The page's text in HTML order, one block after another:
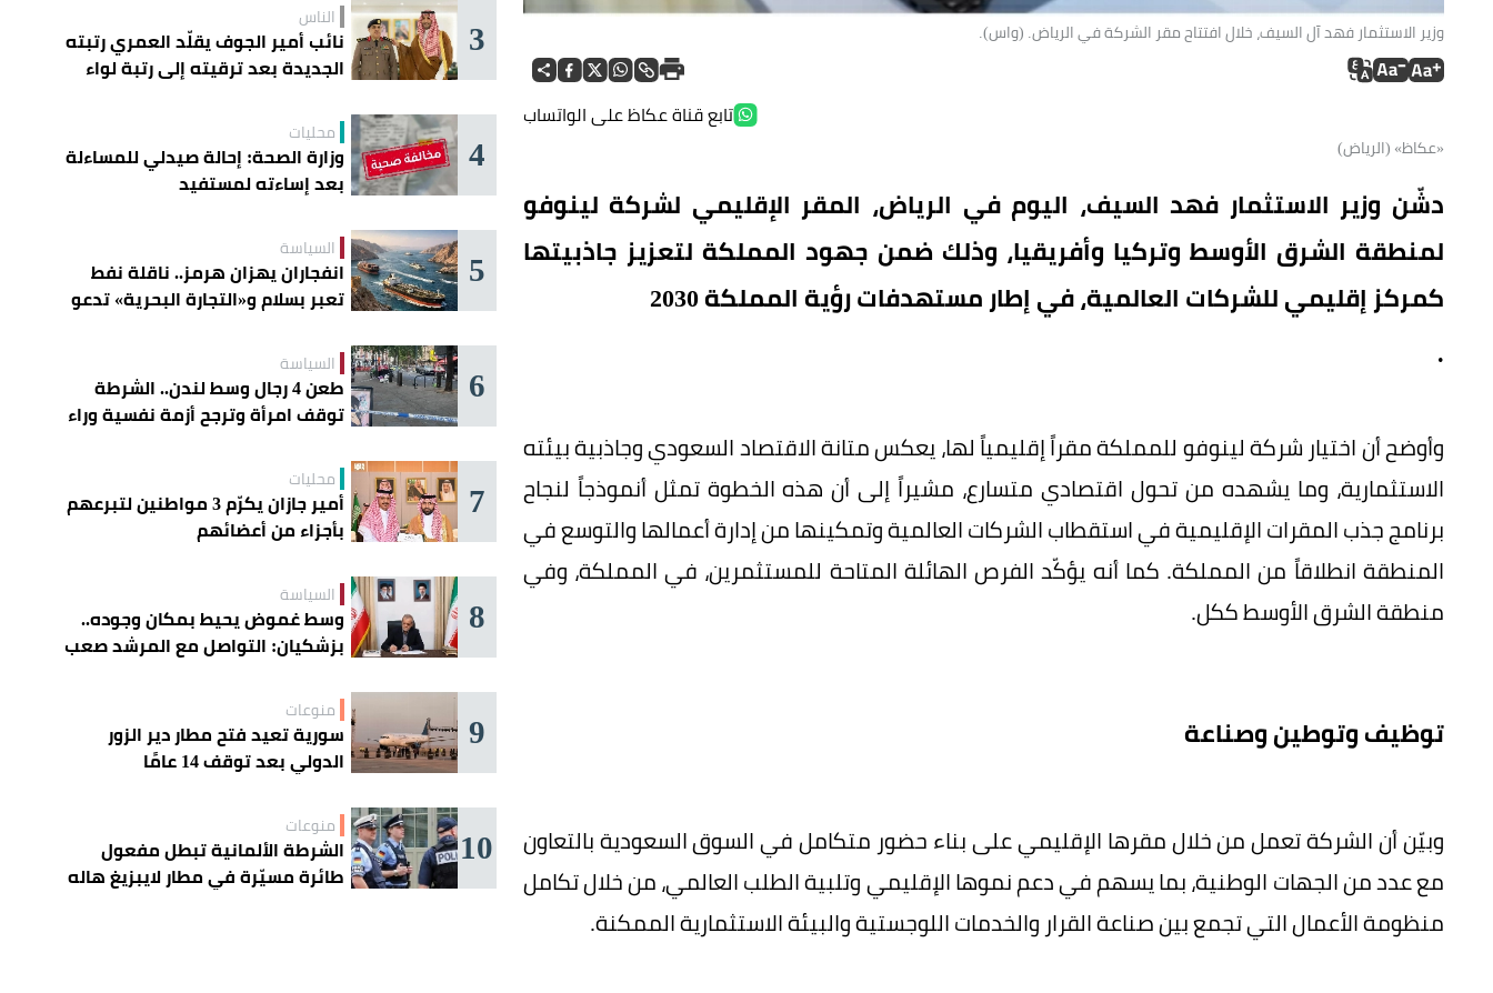
وزير الاستثمار فهد آل السيف، خلال افتتاح مقر الشركة في الرياض. (واس).
تابع قناة عكاظ على الواتساب
«عكاظ» (الرياض)
دشّن وزير الاستثمار فهد السيف، اليوم في الرياض، المقر الإقليمي لشركة لينوفو
لمنطقة الشرق الأوسط وتركيا وأفريقيا، وذلك ضمن جهود المملكة لتعزيز جاذبيتها
كمركز إقليمي للشركات العالمية، في إطار مستهدفات رؤية المملكة 2030
.
وأوضح أن اختيار شركة لينوفو للمملكة مقراً إقليمياً لها، يعكس متانة الاقتصاد السعودي وجاذبية بيئته
الاستثمارية، وما يشهده من تحول اقتصادي متسارع، مشيراً إلى أن هذه الخطوة تمثل أنموذجاً لنجاح
برنامج جذب المقرات الإقليمية في استقطاب الشركات العالمية وتمكينها من إدارة أعمالها والتوسع في
المنطقة انطلاقاً من المملكة. كما أنه يؤكّد الفرص الهائلة المتاحة للمستثمرين، في المملكة، وفي
منطقة الشرق الأوسط ككل.
توظيف وتوطين وصناعة
وبيّن أن الشركة تعمل من خلال مقرها الإقليمي على بناء حضور متكامل في السوق السعودية بالتعاون
مع عدد من الجهات الوطنية، بما يسهم في دعم نموها الإقليمي وتلبية الطلب العالمي، من خلال تكامل
منظومة الأعمال التي تجمع بين صناعة القرار والخدمات اللوجستية والبيئة الاستثمارية الممكنة.
3 الناس
نائب أمير الجوف يقلّد العمري رتبته
الجديدة بعد ترقيته إلى رتبة لواء
4 محليات
وزارة الصحة: إحالة صيدلي للمساءلة
بعد إساءته لمستفيد
5 السياسة
انفجاران يهزان هرمز.. ناقلة نفط
تعبر بسلام و«التجارة البحرية» تدعو
6 السياسة
طعن 4 رجال وسط لندن.. الشرطة
توقف امرأة وترجح أزمة نفسية وراء
7 محليات
أمير جازان يكرّم 3 مواطنين لتبرعهم
بأجزاء من أعضائهم
8 السياسة
وسط غموض يحيط بمكان وجوده..
بزشكيان: التواصل مع المرشد صعب
9 منوعات
سورية تعيد فتح مطار دير الزور
الدولي بعد توقف 14 عامًا
10 منوعات
الشرطة الألمانية تبطل مفعول
طائرة مسيّرة في مطار لايبزيغ هاله